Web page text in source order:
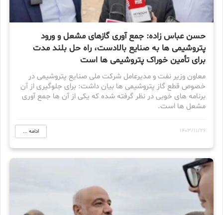
حسن عباس زاده: جمع آوری گازهای مشعل و ورود
پتروشیمی ها به صنایع بالادست، راه حل بلند مدت
برای تأمین خوراک پتروشیمی ها است
معاون وزیر نفت و مدیرعامل شرکت ملی صنایع پتروشیمی در
خصوص قطع گاز پتروشیمی ها بیان داشت: برای جلوگیری از آن
برنامه های خوبی در نظر گرفته شده که یکی از آن ها جمع آوری
مشعل ها است.
1403/11/26 ادامه ...